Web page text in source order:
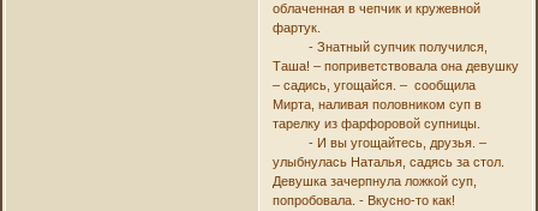
облаченная в чепчик и кружевной
фартук.
- Знатный супчик получился,
Таша! – поприветствовала она девушку
– садись, угощайся. – сообщила
Мирта, наливая половником суп в
тарелку из фарфоровой супницы.
- И вы угощайтесь, друзья. –
улыбнулась Наталья, садясь за стол.
Девушка зачерпнула ложкой суп,
попробовала. - Вкусно-то как!